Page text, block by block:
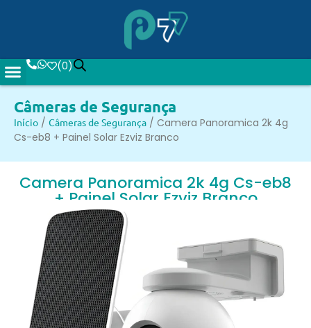
(0)
Câmeras de Segurança
Início / Câmeras de Segurança / Camera Panoramica 2k 4g
Cs-eb8 + Painel Solar Ezviz Branco
Camera Panoramica 2k 4g Cs-eb8
+ Painel Solar Ezviz Branco